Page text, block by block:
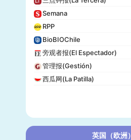
Semana
RPP
BioBIOChile
旁观者报(El Espectador)
管理报(Gestión)
西瓜网(La Patilla)
英国（欧洲）